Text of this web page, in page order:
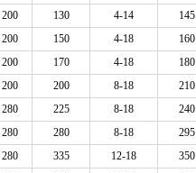
200 130 4-14 145
200 150 4-18 160
200 170 4-18 180
200 200 8-18 210
280 225 8-18 240
280 280 8-18 295
280 335 12-18 350